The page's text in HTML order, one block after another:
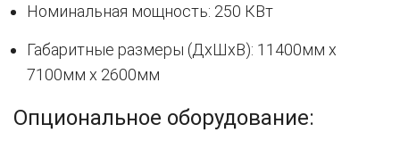
Номинальная мощность: 250 КВт
Габаритные размеры (ДхШхВ): 11400мм х
7100мм х 2600мм
Опциональное оборудование: